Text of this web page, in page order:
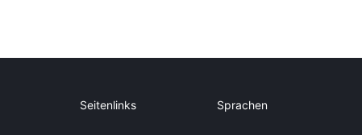
Seitenlinks Sprachen